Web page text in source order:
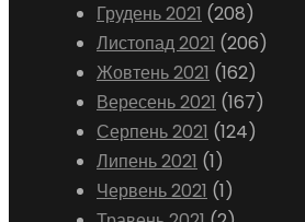
Грудень 2021 (208)
Листопад 2021 (206)
Жовтень 2021 (162)
Вересень 2021 (167)
Серпень 2021 (124)
Липень 2021 (1)
Червень 2021 (1)